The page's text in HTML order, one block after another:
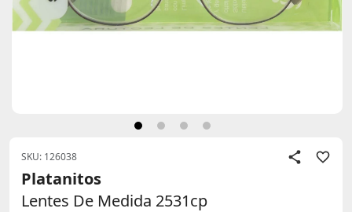
SKU: 126038
Platanitos
Lentes De Medida 2531cp